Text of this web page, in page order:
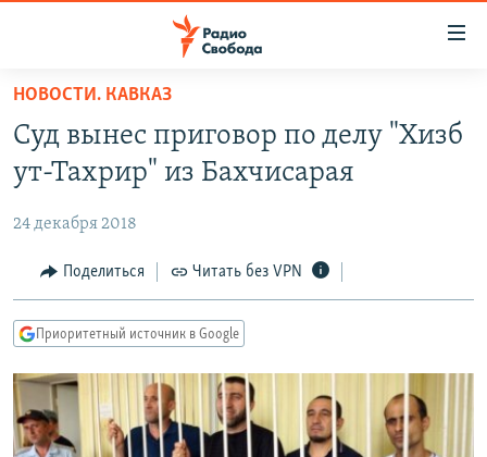
упрощенного
доступа
Вернуться
основному
Вернутся
главной
навигации
Вернутся
поиску
ПОДКАСТЫ
АВТОРСКИЕ ПРОЕКТЫ
ЦИТАТЫ СВОБОДЫ
МНЕНИЯ
IDEL.РЕАЛИИ
КАВКАЗ.РЕАЛИИ
СЕВЕР.РЕАЛИИ
НОВОСТИ. КАВКАЗ
Суд вынес приговор по делу "Хизб
ут-Тахрир" из Бахчисарая
24 декабря 2018
Поделиться Читать без VPN
Приоритетный источник в Google